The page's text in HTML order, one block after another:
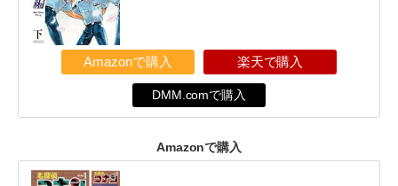
Amazonで購入 楽天で購入
DMM.comで購入
Amazonで購入